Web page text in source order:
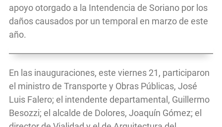
apoyo otorgado a la Intendencia de Soriano por los
daños causados por un temporal en marzo de este
año.
En las inauguraciones, este viernes 21, participaron
el ministro de Transporte y Obras Públicas, José
Luis Falero; el intendente departamental, Guillermo
Besozzi; el alcalde de Dolores, Joaquín Gómez; el